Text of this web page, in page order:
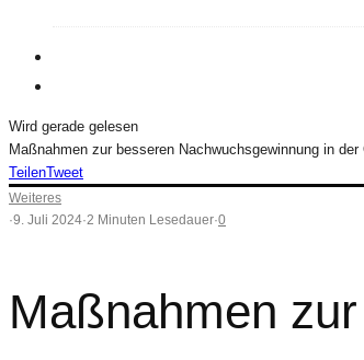
Wird gerade gelesen
Maßnahmen zur besseren Nachwuchsgewinnung in der
TeilenTweet
Weiteres
·9. Juli 2024·2 Minuten Lesedauer·0
Maßnahmen